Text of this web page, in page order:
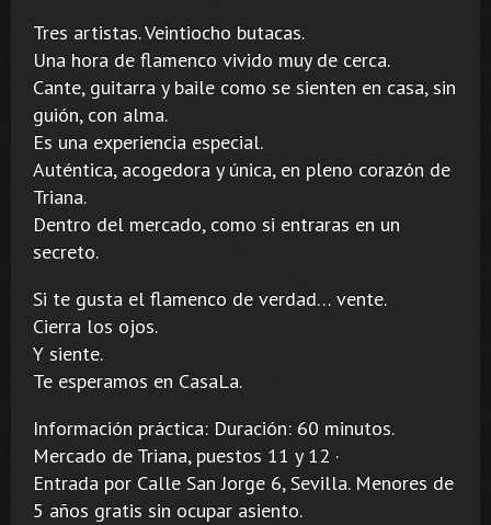
Tres artistas. Veintiocho butacas.
Una hora de flamenco vivido muy de cerca.
Cante, guitarra y baile como se sienten en casa, sin
guión, con alma.
Es una experiencia especial.
Auténtica, acogedora y única, en pleno corazón de
Triana.
Dentro del mercado, como si entraras en un
secreto.
Si te gusta el flamenco de verdad… vente.
Cierra los ojos.
Y siente.
Te esperamos en CasaLa.
Información práctica: Duración: 60 minutos.
Mercado de Triana, puestos 11 y 12 ·
Entrada por Calle San Jorge 6, Sevilla. Menores de
5 años gratis sin ocupar asiento.